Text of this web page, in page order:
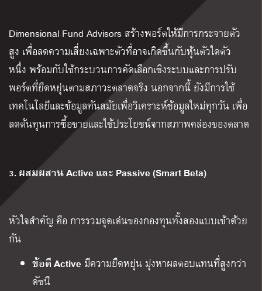
Dimensional Fund Advisors สร้างพอร์ตให้มีการกระจายตัว
สูง เพื่อลดความเสี่ยงเฉพาะตัวที่อาจเกิดขึ้นกับหุ้นตัวใดตัว
หนึ่ง พร้อมกับใช้กระบวนการคัดเลือกเชิงระบบและการปรับ
พอร์ตที่ยืดหยุ่นตามสภาวะตลาดจริง นอกจากนี้ ยังมีการใช้
เทคโนโลยีและข้อมูลทันสมัยเพื่อวิเคราะห์ข้อมูลใหม่ทุกวัน เพื่อ
ลดต้นทุนการซื้อขายและใช้ประโยชน์จากสภาพคล่องของตลาด
3. ผสมผสาน Active และ Passive (Smart Beta)
หัวใจสำคัญ คือ การรวมจุดเด่นของกองทุนทั้งสองแบบเข้าด้วย
กัน
ข้อดี Active มีความยืดหยุ่น มุ่งหาผลตอบแทนที่สูงกว่า
ดัชนี